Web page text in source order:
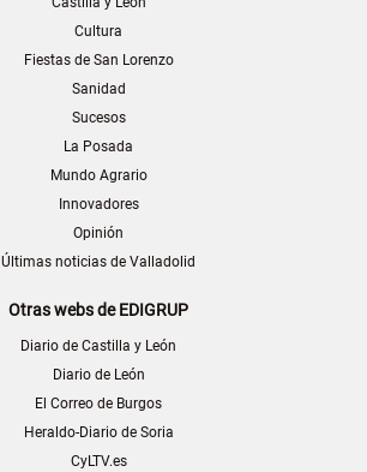
Cultura
Fiestas de San Lorenzo
Sanidad
Sucesos
La Posada
Mundo Agrario
Innovadores
Opinión
Últimas noticias de Valladolid
Otras webs de EDIGRUP
Diario de Castilla y León
Diario de León
El Correo de Burgos
Heraldo-Diario de Soria
CyLTV.es